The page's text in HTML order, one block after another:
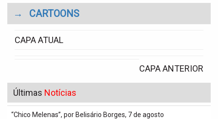
→ CARTOONS
CAPA ATUAL
CAPA ANTERIOR
Últimas Notícias
“Chico Melenas”, por Belisário Borges, 7 de agosto